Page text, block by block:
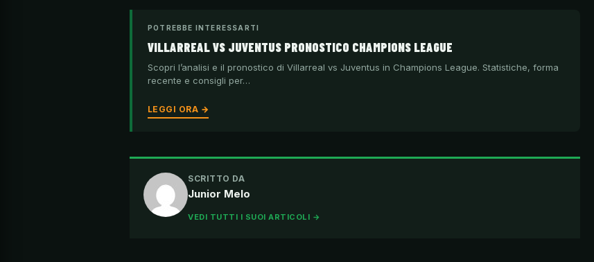
POTREBBE INTERESSARTI
VILLARREAL VS JUVENTUS PRONOSTICO CHAMPIONS LEAGUE
Scopri l’analisi e il pronostico di Villarreal vs Juventus in Champions League. Statistiche, forma
recente e consigli per…
LEGGI ORA →
SCRITTO DA
Junior Melo
VEDI TUTTI I SUOI ARTICOLI →